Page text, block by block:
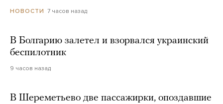
НОВОСТИ 7 часов назад
В Болгарию залетел и взорвался украинский
беспилотник
9 часов назад
В Шереметьево две пассажирки, опоздавшие